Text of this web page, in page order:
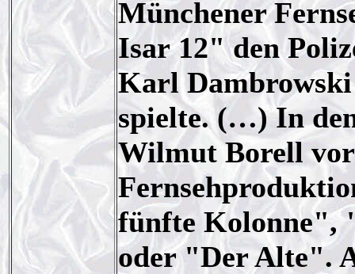
Münchener
Isar 12" den
Karl Dambrowski
spielte. (…) In
Wilmut Borell
fünfte Kolonne",
oder "Der Alte".